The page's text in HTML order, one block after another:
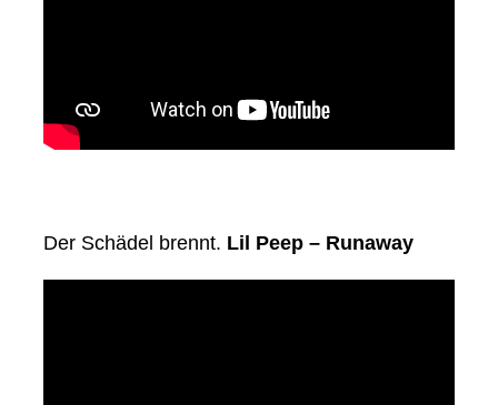
Der Schädel brennt. Lil Peep – Runaway